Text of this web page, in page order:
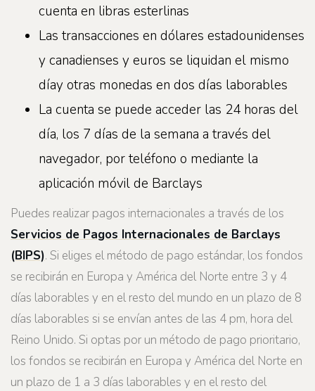
cuenta en libras esterlinas
Las transacciones en dólares estadounidenses
y canadienses y euros se liquidan el mismo
díay otras monedas en dos días laborables
La cuenta se puede acceder las 24 horas del
día, los 7 días de la semana a través del
navegador, por teléfono o mediante la
aplicación móvil de Barclays
Puedes realizar pagos internacionales a través de los
Servicios de Pagos Internacionales de Barclays
(BIPS). Si eliges el método de pago estándar, los fondos
se recibirán en Europa y América del Norte entre 3 y 4
días laborables y en el resto del mundo en un plazo de 8
días laborables si se envían antes de las 4 pm, hora del
Reino Unido. Si optas por un método de pago prioritario,
los fondos se recibirán en Europa y América del Norte en
un plazo de 1 a 3 días laborables y en el resto del